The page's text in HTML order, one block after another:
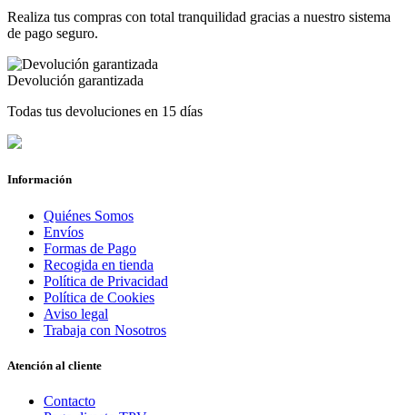
Realiza tus compras con total tranquilidad gracias a nuestro sistema
de pago seguro.
Devolución garantizada
Todas tus devoluciones en 15 días
Información
Quiénes Somos
Envíos
Formas de Pago
Recogida en tienda
Política de Privacidad
Política de Cookies
Aviso legal
Trabaja con Nosotros
Atención al cliente
Contacto